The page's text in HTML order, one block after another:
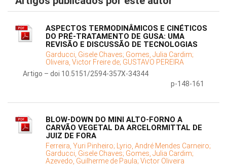
ASPECTOS TERMODINÂMICOS E CINÉTICOS
DO PRÉ-TRATAMENTO DE GUSA: UMA
REVISÃO E DISCUSSÃO DE TECNOLOGIAS
Garducci, Gisele Chaves; Gomes, Julia Cardim;
Oliveira, Victor Freire de; GUSTAVO PEREIRA
Artigo – doi 10.5151/2594-357X-34344
p-148-161
BLOW-DOWN DO MINI ALTO-FORNO A
CARVÃO VEGETAL DA ARCELORMITTAL DE
JUIZ DE FORA
Ferreira, Yuri Pinheiro; Lyrio, André Mendes Carneiro;
Garducci, Gisele Chaves; Gomes, Julia Cardim;
Azevedo, Guilherme de Paula; Victor Oliveira